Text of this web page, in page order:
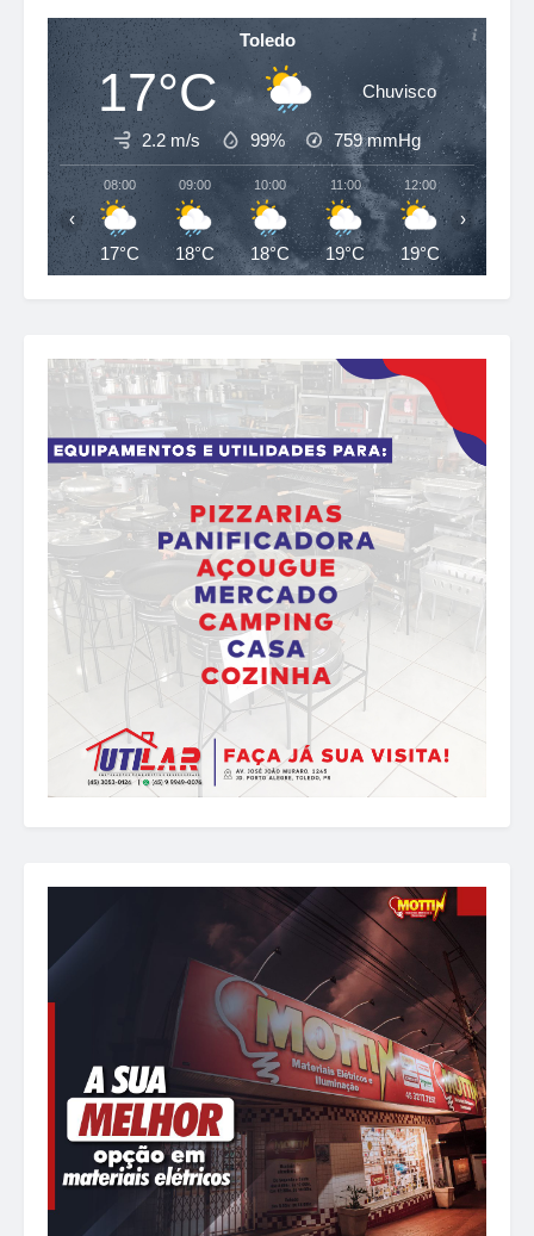
Toledo
17°C Chuvisco
2.2 m/s 99% 759mmHg
08:00
17°C
09:00
18°C
10:00
18°C
11:00
19°C
12:00
19°C
13:00
21°C
‹ ›